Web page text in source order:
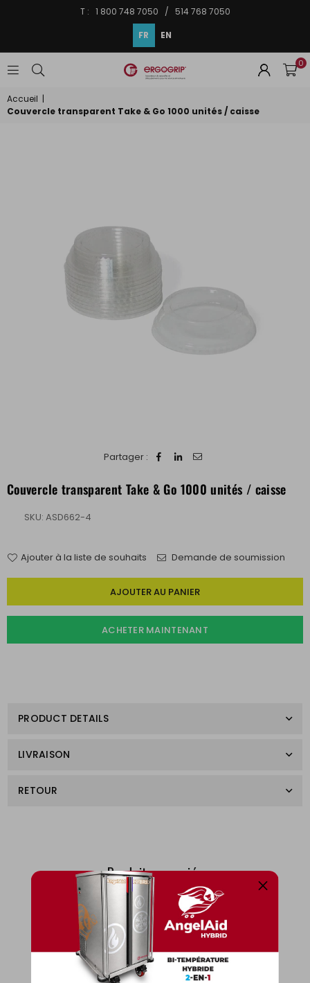
T : 1 800 748 7050 / 514 768 7050
FR EN
0
Accueil |
Couvercle transparent Take & Go 1000 unités / caisse
Partager :
Couvercle transparent Take & Go 1000 unités / caisse
SKU: ASD662-4
Ajouter à la liste de souhaits
Demande de soumission
AJOUTER AU PANIER
ACHETER MAINTENANT
PRODUCT DETAILS
LIVRAISON
RETOUR
Produits associés